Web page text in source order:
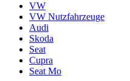
VW
VW Nutzfahrzeuge
Audi
Skoda
Seat
Cupra
Seat Mo